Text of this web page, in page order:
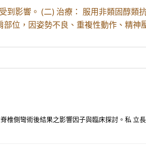
影響。 (二) 治療： 服用非類固醇類
部位，因姿勢不良、重複性動作、精
側彎術後結果之影響因子與臨床探討。私 立